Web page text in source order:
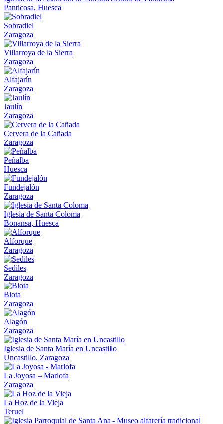
Panticosa, Huesca
Sobradiel
Zaragoza
Villarroya de la Sierra
Zaragoza
Alfajarín
Zaragoza
Jaulín
Zaragoza
Cervera de la Cañada
Zaragoza
Peñalba
Huesca
Fundejalón
Zaragoza
Iglesia de Santa Coloma
Bonansa, Huesca
Alforque
Zaragoza
Sediles
Zaragoza
Biota
Zaragoza
Alagón
Zaragoza
Iglesia de Santa María en Uncastillo
Uncastillo, Zaragoza
La Joyosa – Marlofa
Zaragoza
La Hoz de la Vieja
Teruel